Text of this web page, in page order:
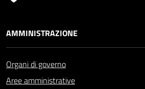
AMMINISTRAZIONE
Organi di governo
Aree amministrative